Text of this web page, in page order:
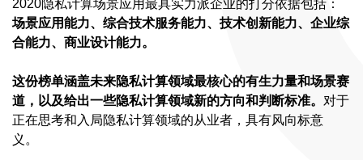
2020隐私计算场景应用最具实力派企业的打分依据包括：
场景应用能力、综合技术服务能力、技术创新能力、企业综
合能力、商业设计能力。
这份榜单涵盖未来隐私计算领域最核心的有生力量和场景赛
道，以及给出一些隐私计算领域新的方向和判断标准。 对于
正在思考和入局隐私计算领域的从业者，具有风向标意
义。